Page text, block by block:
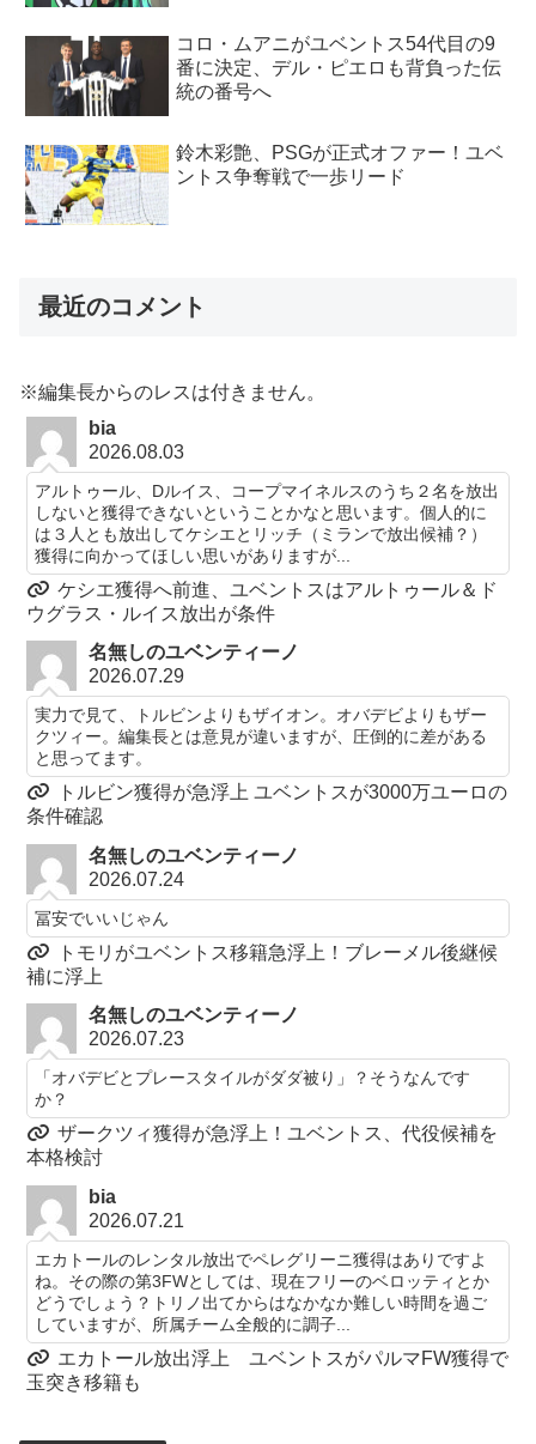
コロ・ムアニがユベントス54代目の9
番に決定、デル・ピエロも背負った伝
統の番号へ
鈴木彩艶、PSGが正式オファー！ユベ
ントス争奪戦で一歩リード
最近のコメント
※編集長からのレスは付きません。
bia
2026.08.03
アルトゥール、Dルイス、コープマイネルスのうち２名を放出
しないと獲得できないということかなと思います。個人的に
は３人とも放出してケシエとリッチ（ミランで放出候補？）
獲得に向かってほしい思いがありますが...
ケシエ獲得へ前進、ユベントスはアルトゥール＆ド
ウグラス・ルイス放出が条件
名無しのユベンティーノ
2026.07.29
実力で見て、トルビンよりもザイオン。オバデビよりもザー
クツィー。編集長とは意見が違いますが、圧倒的に差がある
と思ってます。
トルビン獲得が急浮上 ユベントスが3000万ユーロの
条件確認
名無しのユベンティーノ
2026.07.24
冨安でいいじゃん
トモリがユベントス移籍急浮上！ブレーメル後継候
補に浮上
名無しのユベンティーノ
2026.07.23
「オバデビとプレースタイルがダダ被り」？そうなんです
か？
ザークツィ獲得が急浮上！ユベントス、代役候補を
本格検討
bia
2026.07.21
エカトールのレンタル放出でペレグリーニ獲得はありですよ
ね。その際の第3FWとしては、現在フリーのベロッティとか
どうでしょう？トリノ出てからはなかなか難しい時間を過ご
していますが、所属チーム全般的に調子...
エカトール放出浮上 ユベントスがパルマFW獲得で
玉突き移籍も